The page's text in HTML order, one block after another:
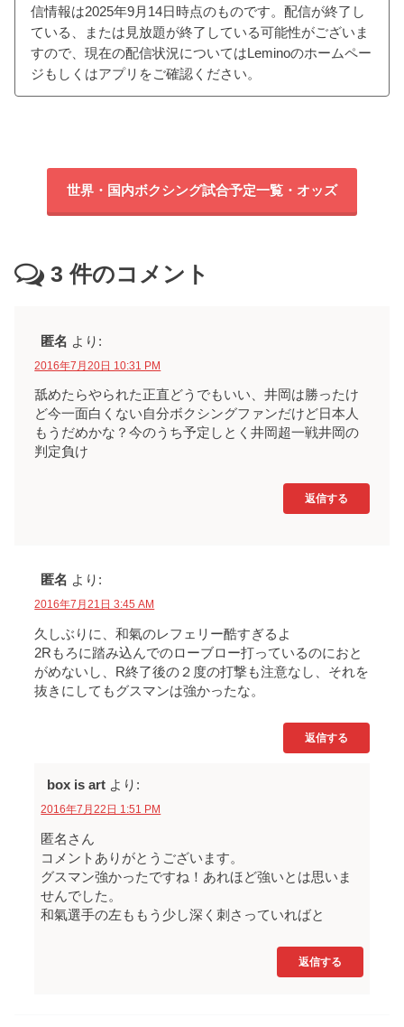
信情報は2025年9月14日時点のものです。配信が終了し
ている、または見放題が終了している可能性がございま
すので、現在の配信状況についてはLeminoのホームペー
ジもしくはアプリをご確認ください。
世界・国内ボクシング試合予定一覧・オッズ
3 件のコメント
匿名 より:
2016年7月20日 10:31 PM
舐めたらやられた正直どうでもいい、井岡は勝ったけ
ど今一面白くない自分ボクシングファンだけど日本人
もうだめかな？今のうち予定しとく井岡超一戦井岡の
判定負け
返信する
匿名 より:
2016年7月21日 3:45 AM
久しぶりに、和氣のレフェリー酷すぎるよ
2Rもろに踏み込んでのローブロー打っているのにおと
がめないし、R終了後の２度の打撃も注意なし、それを
抜きにしてもグスマンは強かったな。
返信する
box is art より:
2016年7月22日 1:51 PM
匿名さん
コメントありがとうございます。
グスマン強かったですね！あれほど強いとは思いま
せんでした。
和氣選手の左ももう少し深く刺さっていればと
返信する